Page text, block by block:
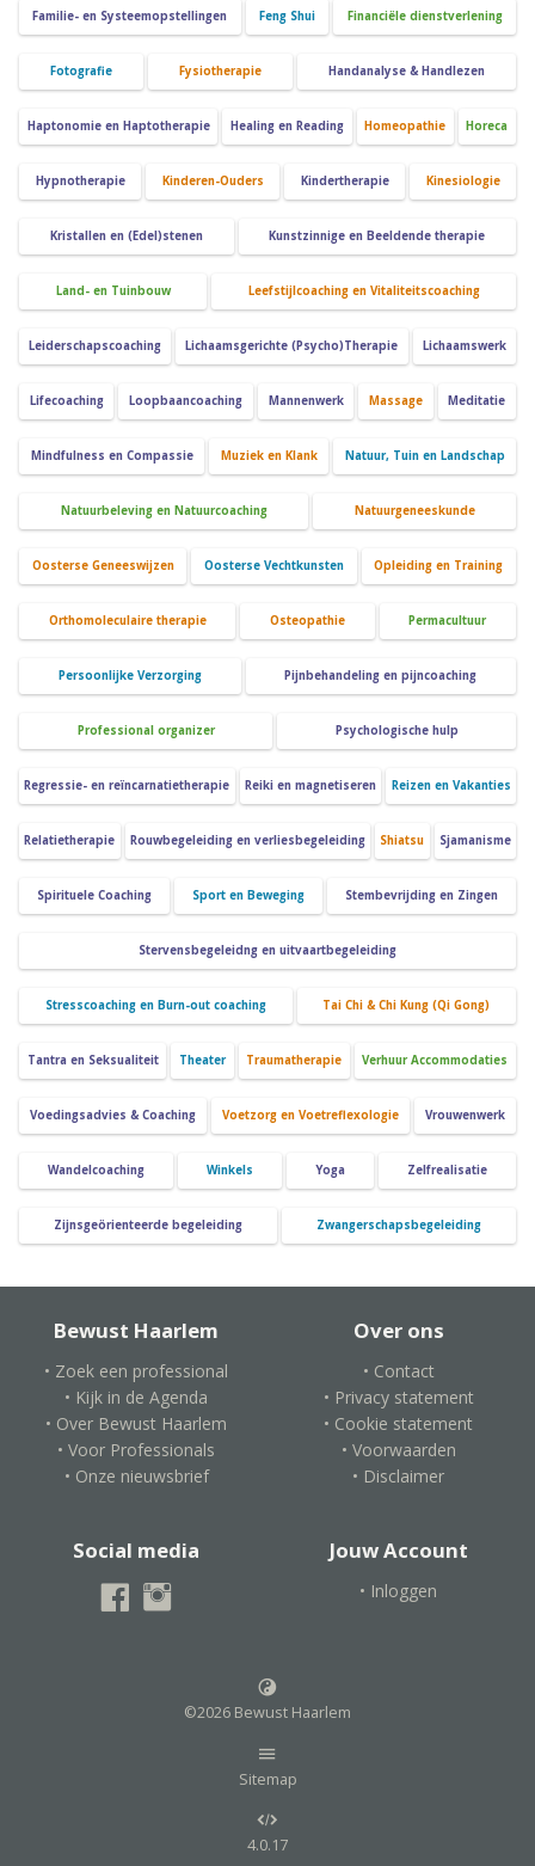
Familie- en Systeemopstellingen Feng Shui Financiële dienstverlening
Fotografie Fysiotherapie Handanalyse & Handlezen
Haptonomie en Haptotherapie Healing en Reading Homeopathie Horeca
Hypnotherapie Kinderen-Ouders Kindertherapie Kinesiologie
Kristallen en (Edel)stenen Kunstzinnige en Beeldende therapie
Land- en Tuinbouw Leefstijlcoaching en Vitaliteitscoaching
Leiderschapscoaching Lichaamsgerichte (Psycho)Therapie Lichaamswerk
Lifecoaching Loopbaancoaching Mannenwerk Massage Meditatie
Mindfulness en Compassie Muziek en Klank Natuur, Tuin en Landschap
Natuurbeleving en Natuurcoaching Natuurgeneeskunde
Oosterse Geneeswijzen Oosterse Vechtkunsten Opleiding en Training
Orthomoleculaire therapie Osteopathie Permacultuur
Persoonlijke Verzorging Pijnbehandeling en pijncoaching
Professional organizer Psychologische hulp
Regressie- en reïncarnatietherapie Reiki en magnetiseren Reizen en Vakanties
Relatietherapie Rouwbegeleiding en verliesbegeleiding Shiatsu Sjamanisme
Spirituele Coaching Sport en Beweging Stembevrijding en Zingen
Stervensbegeleidng en uitvaartbegeleiding
Stresscoaching en Burn-out coaching Tai Chi & Chi Kung (Qi Gong)
Tantra en Seksualiteit Theater Traumatherapie Verhuur Accommodaties
Voedingsadvies & Coaching Voetzorg en Voetreflexologie Vrouwenwerk
Wandelcoaching Winkels Yoga Zelfrealisatie
Zijnsgeörienteerde begeleiding Zwangerschapsbegeleiding
Bewust Haarlem
• Zoek een professional
• Kijk in de Agenda
• Over Bewust Haarlem
• Voor Professionals
• Onze nieuwsbrief
Over ons
• Contact
• Privacy statement
• Cookie statement
• Voorwaarden
• Disclaimer
Social media Jouw Account
• Inloggen
©2026 Bewust Haarlem
Sitemap
4.0.17